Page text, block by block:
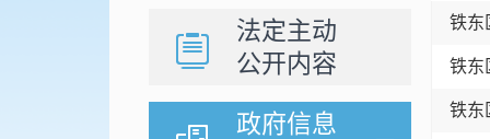
法定主动
公开内容
政府信息
铁东
铁东
铁东